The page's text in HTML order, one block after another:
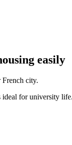
easily
French city.
ideal for university